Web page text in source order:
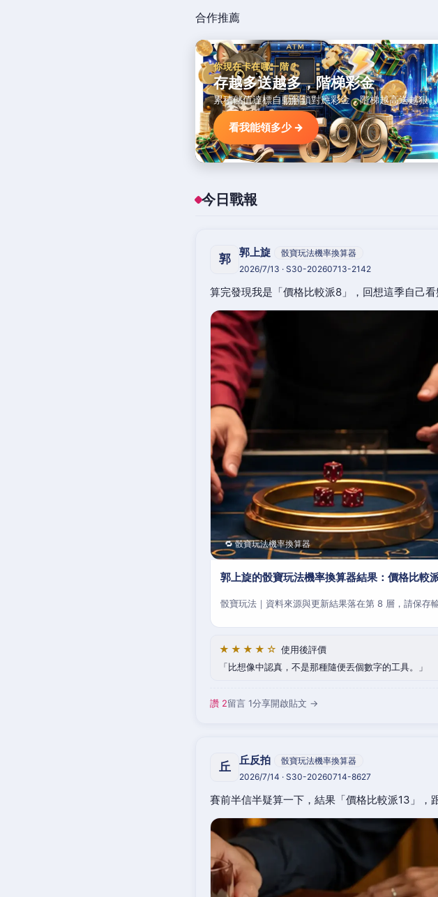
合作推薦
你現在卡在哪一階？
存越多送越多，階梯彩金
累積儲值達標自動解鎖對應彩金，階梯越高送越狠。
看我能領多少 →
今日戰報
郭 郭上旋
骰寶玩法機率換算器
2026/7/13 · S30-20260713-2142
算完發現我是「價格比較派8」，回想這季自己
🔁 骰寶玩法機率換算器
郭上旋的骰寶玩法機率換算器結果：價格比較
骰寶玩法｜資料來源與更新結果落在第 8 層，請保存
★★★★☆ 使用後評價
比想像中認真，不是那種隨便丟個數字的工具。
讚 2留言 1分享開啟貼文 →
丘 丘反拍
骰寶玩法機率換算器
2026/7/14 · S30-20260714-8627
賽前半信半疑算一下，結果「價格比較派13」，